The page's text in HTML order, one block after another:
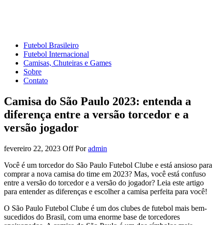
Futebol Brasileiro
Futebol Internacional
Camisas, Chuteiras e Games
Sobre
Contato
Camisa do São Paulo 2023: entenda a
diferença entre a versão torcedor e a
versão jogador
fevereiro 22, 2023 OffPor admin
Você é um torcedor do São Paulo Futebol Clube e está ansioso para
comprar a nova camisa do time em 2023? Mas, você está confuso
entre a versão do torcedor e a versão do jogador? Leia este artigo
para entender as diferenças e escolher a camisa perfeita para você!
O São Paulo Futebol Clube é um dos clubes de futebol mais bem-
sucedidos do Brasil, com uma enorme base de torcedores